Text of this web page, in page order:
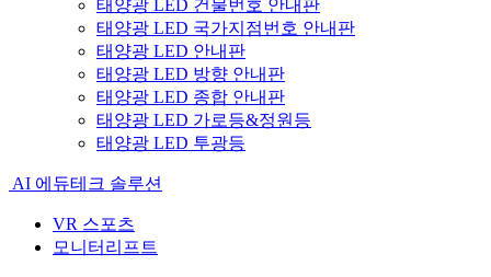
태양광 LED 건물번호 안내판
태양광 LED 국가지점번호 안내판
태양광 LED 안내판
태양광 LED 방향 안내판
태양광 LED 종합 안내판
태양광 LED 가로등&정원등
태양광 LED 투광등
AI 에듀테크 솔루션
VR 스포츠
모니터리프트